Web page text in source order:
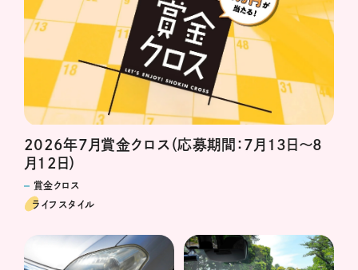
2026年7月賞金クロス（応募期間：7月13日～8
月12日）
賞金クロス
ライフスタイル